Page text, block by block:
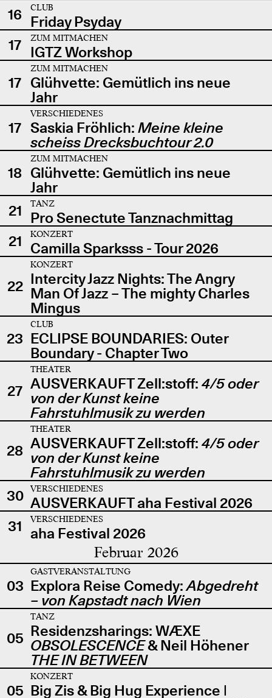
16
CLUB
Friday Psyday
17
ZUM MITMACHEN
IGTZ Workshop
17
ZUM MITMACHEN
Glühvette: Gemütlich ins neue
Jahr
17
VERSCHIEDENES
Saskia Fröhlich: Meine kleine
scheiss Drecksbuchtour 2.0
18
ZUM MITMACHEN
Glühvette: Gemütlich ins neue
Jahr
21
TANZ
Pro Senectute Tanznachmittag
21
KONZERT
Camilla Sparksss - Tour 2026
22
KONZERT
Intercity Jazz Nights: The Angry
Man Of Jazz – The mighty Charles
Mingus
23
CLUB
ECLIPSE BOUNDARIES: Outer
Boundary - Chapter Two
27
THEATER
AUSVERKAUFT Zell:stoff: 4/5 oder
von der Kunst keine
Fahrstuhlmusik zu werden
28
THEATER
AUSVERKAUFT Zell:stoff: 4/5 oder
von der Kunst keine
Fahrstuhlmusik zu werden
30
VERSCHIEDENES
AUSVERKAUFT aha Festival 2026
31
VERSCHIEDENES
aha Festival 2026
Februar 2026
03
GASTVERANSTALTUNG
Explora Reise Comedy:Abgedreht
– von Kapstadt nach Wien
05
TANZ
Residenzsharings: WÆXE
OBSOLESCENCE& Neil Höhener
THE IN BETWEEN
05
KONZERT
Big Zis & Big Hug Experience |